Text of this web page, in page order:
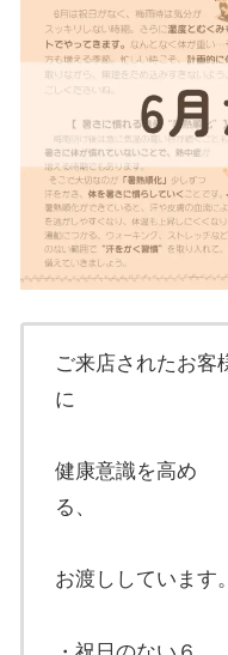
ご来店されたお客
ち
健康意識を高め
「6月
お渡ししています。